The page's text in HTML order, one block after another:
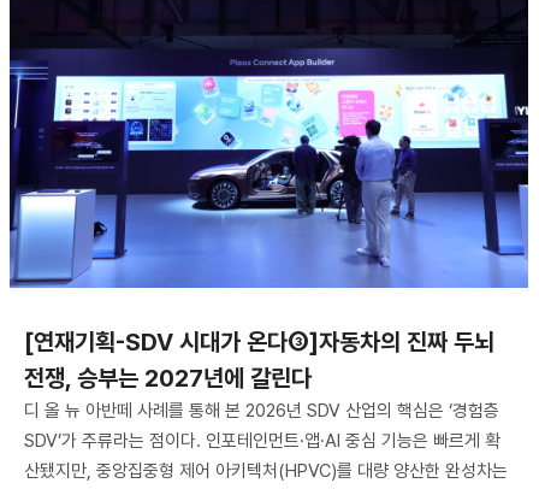
[연재기획-SDV 시대가 온다③]자동차의 진짜 두뇌
전쟁, 승부는 2027년에 갈린다
디 올 뉴 아반떼 사례를 통해 본 2026년 SDV 산업의 핵심은 ‘경험층
SDV’가 주류라는 점이다. 인포테인먼트·앱·AI 중심 기능은 빠르게 확
산됐지만, 중앙집중형 제어 아키텍처(HPVC)를 대량 양산한 완성차는